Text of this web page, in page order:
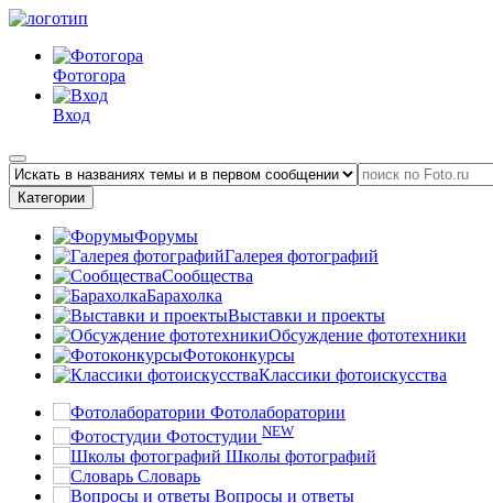
Фотогора
Вход
Категории
Форумы
Галерея фотографий
Сообщества
Барахолка
Выставки и проекты
Обсуждение фототехники
Фотоконкурсы
Классики фотоискусства
Фотолаборатории
Фотостудии NEW
Школы фотографий
Словарь
Вопросы и ответы